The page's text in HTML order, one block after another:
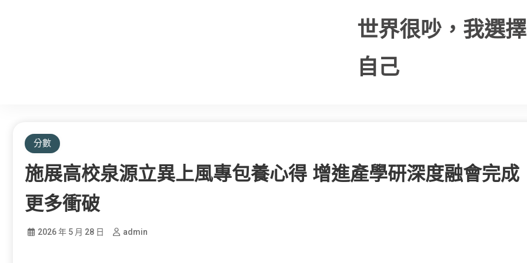
世界很吵，我選
自己
分數
施展高校泉源立異上風專包養心得 增進產學研深度融會完成
更多衝破
2026 年 5 月 28 日 admin